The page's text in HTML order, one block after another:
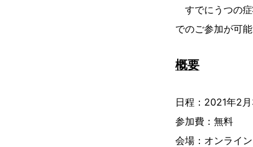
すでにうつの症
でのご参加が可能
概要
日程：2021年2
参加費：無料
会場：オンライ